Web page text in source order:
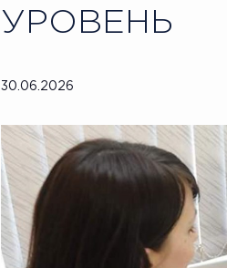
УРОВЕНЬ
30.06.2026